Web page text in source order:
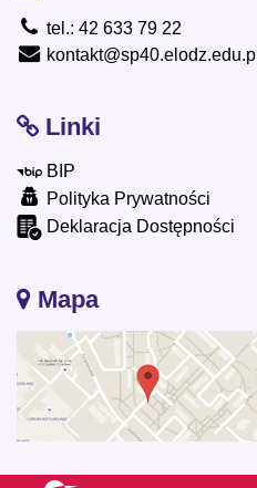
tel.: 42 633 79 22
kontakt@sp40.elodz.edu.pl
Linki
BIP
Polityka Prywatności
Deklaracja Dostępności
Mapa